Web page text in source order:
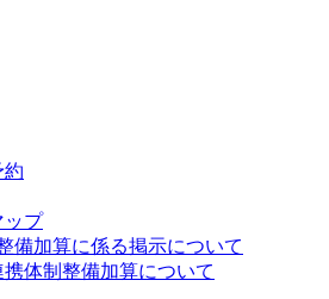
約
ップ
備加算に係る掲示について
体制整備加算について